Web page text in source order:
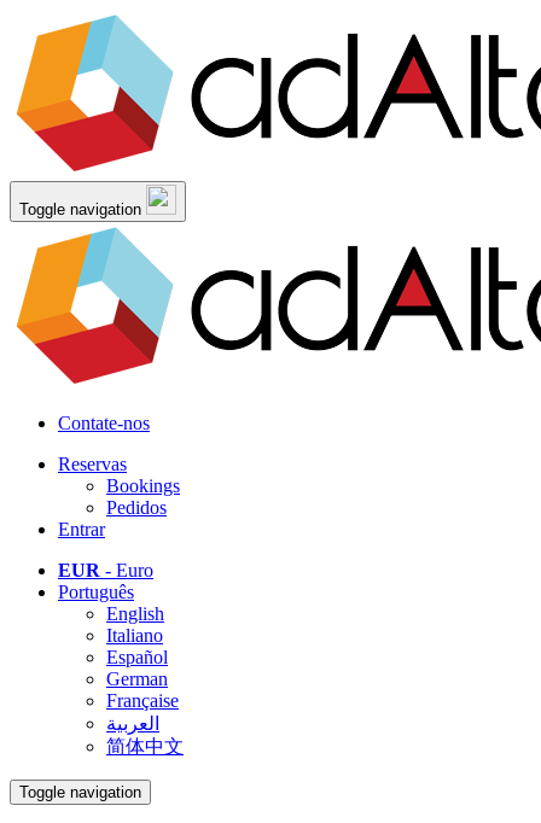
Toggle navigation
Contate-nos
Reservas
Bookings
Pedidos
Entrar
EUR - Euro
Português
English
Italiano
Español
German
Française
العربية
简体中文
Toggle navigation